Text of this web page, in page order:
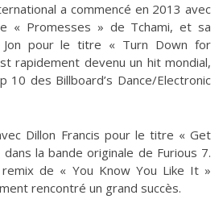
a commencé en 2013 avec
« Promesses » de Tchami, et sa
Jon pour le titre « Turn Down for
rapidement devenu un hit mondial,
10 des Billboard’s Dance/Electronic
Dillon Francis pour le titre « Get
la bande originale de Furious 7.
de « You Know You Like It »
rencontré un grand succès.